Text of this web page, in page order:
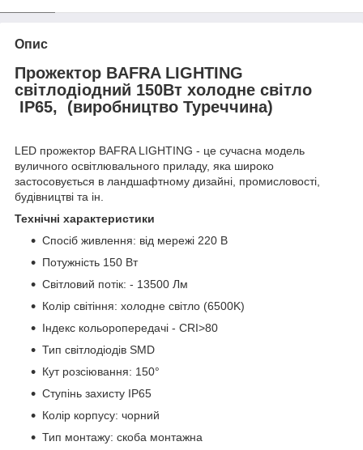
Опис
Прожектор BAFRA LIGHTING
світлодіодний 150Вт холодне світло
IP65, (виробництво Туреччина)
LED прожектор BAFRA LIGHTING - це сучасна модель
вуличного освітлювального приладу, яка широко
застосовується в ландшафтному дизайні, промисловості,
будівництві та ін.
Технічні характеристики
Спосіб живлення: від мережі 220 В
Потужність 150 Вт
Світловий потік: - 13500 Лм
Колір світіння: холодне світло (6500K)
Індекс кольоропередачі - CRI>80
Тип світлодіодів SMD
Кут розсіювання: 150°
Ступінь захисту IP65
Колір корпусу: чорний
Тип монтажу: скоба монтажна